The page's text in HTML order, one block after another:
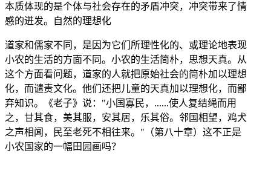
本质体现的是个体与社会存在的矛盾冲突，冲突带来了情
感的迸发。
自然的理想化
道家和儒家不同，是因为它们所理性化的、或理论地表现
小农的生活的方面不同。小农的生活简朴，思想天真。从
这个方面看问题，道家的人就把原始社会的简朴加以理想
化，而谴责文化。他们还把儿童的天真加以理想化，而鄙
弃知识。《老子》说： "小国寡民，......使人复结绳而用
之，甘其食，美其服，安其居，乐其俗。邻国相望，鸡犬
之声相闻，民至老死不相往来。"（第八十章）这不正是
小农国家的一幅田园画吗？